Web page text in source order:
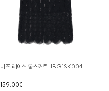
비즈 레이스 롱스커트 JBG1SK004
159,000